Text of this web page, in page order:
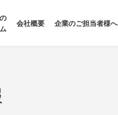
会社概要 企業のご担当者様へ